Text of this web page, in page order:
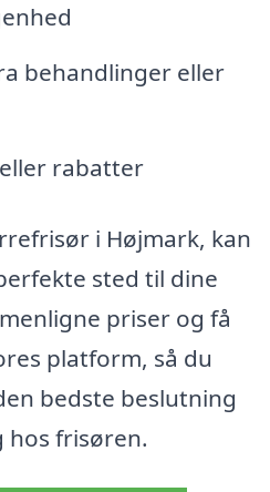
behandlinger eller
rabatter
i Højmark, kan
sted til dine
priser og få
platform, så du
bedste beslutning
frisøren.